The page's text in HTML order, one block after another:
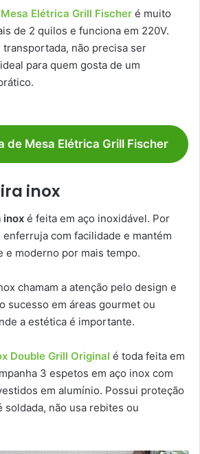
Elétrica Grill Fischer é muito
de 2 quilos e funciona em 220V.
não precisa ser
para quem gosta de um
de Mesa Elétrica Grill Fischer
inox
inox é feita em aço inoxidável. Por
enferruja com facilidade e mantém
e moderno por mais tempo.
chamam a atenção pelo design e
sucesso em áreas gourmet ou
a estética é importante.
Double Grill Original é toda feita em
3 espetos em aço inox com
em alumínio. Possui proteção
soldada, não usa rebites ou